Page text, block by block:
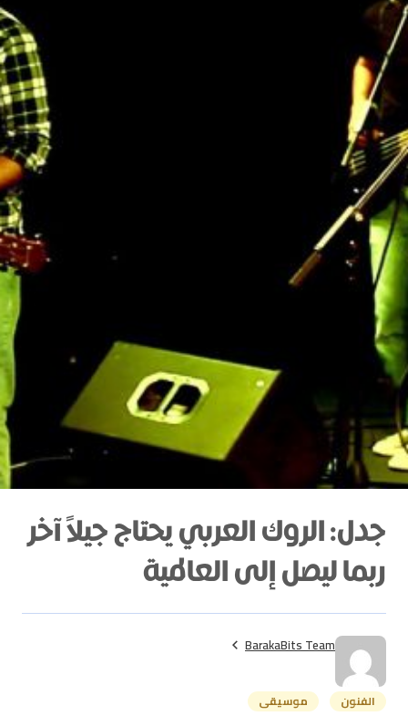
جدل: الروك العربي يحتاج جيلاً آخر
ربما ليصل إلى العالمية
BarakaBits Team
الفنون موسيقى